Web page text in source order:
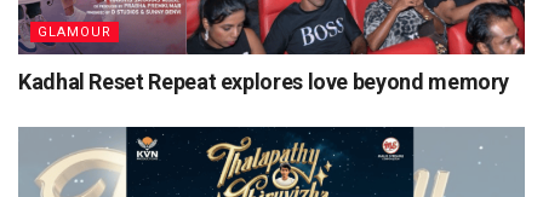
GLAMOUR
Kadhal Reset Repeat explores love beyond memory